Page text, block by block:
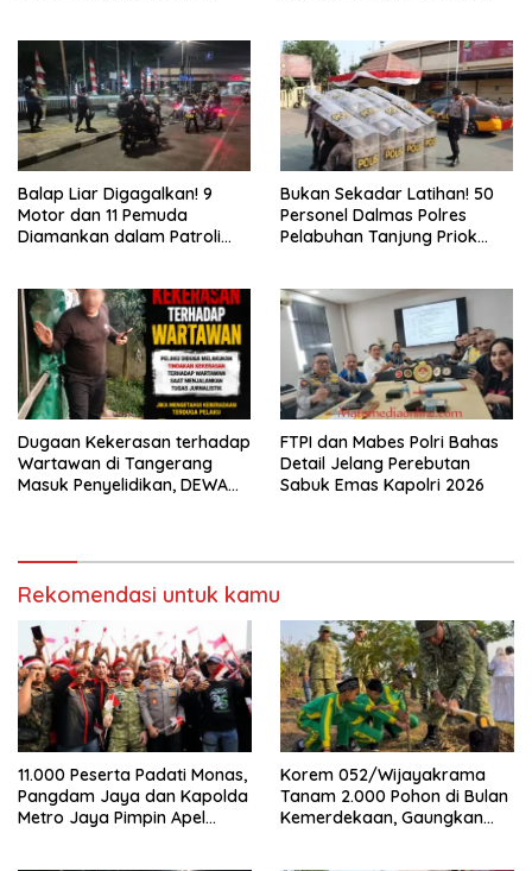
Balap Liar Digagalkan! 9
Motor dan 11 Pemuda
Diamankan dalam Patroli
Bukan Sekadar Latihan! 50
Personel Dalmas Polres
Pelabuhan Tanjung Priok
Dugaan Kekerasan terhadap
Wartawan di Tangerang
Masuk Penyelidikan, DEWA
FTPI dan Mabes Polri Bahas
Detail Jelang Perebutan
Sabuk Emas Kapolri 2026
Rekomendasi untuk kamu
11.000 Peserta Padati Monas,
Pangdam Jaya dan Kapolda
Metro Jaya Pimpin Apel
Korem 052/Wijayakrama
Tanam 2.000 Pohon di Bulan
Kemerdekaan, Gaungkan